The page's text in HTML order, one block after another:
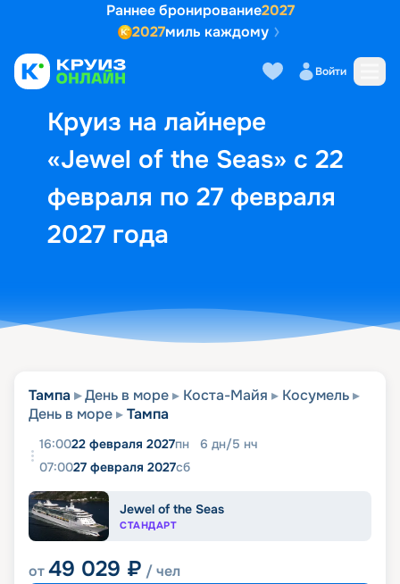
Раннее бронирование2027
2027миль каждому
Войти
Круиз на лайнере
«Jewel of the Seas» с 22
февраля по 27 февраля
2027 года
Выбор кают Маршрут и
Тампа День в море Коста-Майя
Косумель
День в море
Тампа
16:0022 февраля 2027пн 6 дн/5 нч
07:0027 февраля 2027сб
Jewel of the Seas
СТАНДАРТ
от49 029 ₽ / чел